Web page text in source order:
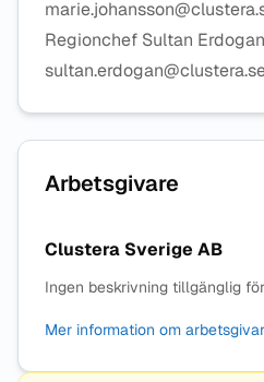
Regionchef Sultan
Arbetsgivare
Clustera Sverige AB
Ingen beskrivning tillgänglig
Mer information om